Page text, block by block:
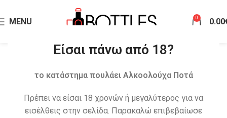
Είσαι πάνω από 18?
το κατάστημα πουλάει Αλκοολούχα Ποτά
Πρέπει να είσαι 18 χρονών ή μεγαλύτερος για να
εισέλθεις στην σελίδα. Παρακαλώ επιβεβαίωσε
MENU 0 0.00